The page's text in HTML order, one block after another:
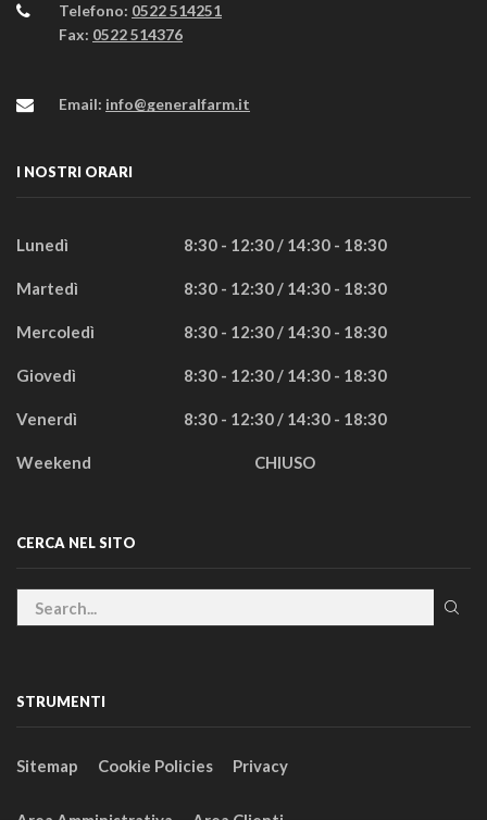
Telefono: 0522 514251
Fax: 0522 514376
Email: info@generalfarm.it
I NOSTRI ORARI
Lunedì 8:30 - 12:30 / 14:30 - 18:30
Martedì 8:30 - 12:30 / 14:30 - 18:30
Mercoledì 8:30 - 12:30 / 14:30 - 18:30
Giovedì 8:30 - 12:30 / 14:30 - 18:30
Venerdì 8:30 - 12:30 / 14:30 - 18:30
Weekend CHIUSO
CERCA NEL SITO
STRUMENTI
Sitemap Cookie Policies Privacy